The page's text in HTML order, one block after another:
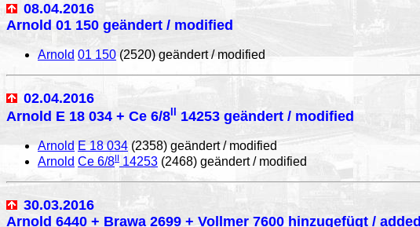
08.04.2016
Arnold 01 150 geändert / modified
Arnold 01 150(2520) geändert / modified
02.04.2016
Arnold E 18 034 + Ce 6/8
14253 geändert / modified
Arnold E 18 034 (2358) geändert / modified
Arnold Ce 6/8II 14253 (2468) geändert / modified
30.03.2016
Arnold 6440 + Brawa 2699 + Vollmer 7600 hinzugefügt / added